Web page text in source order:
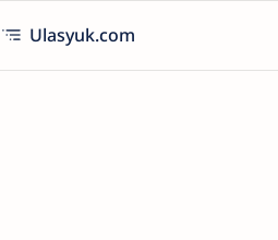
Ulasyuk.com